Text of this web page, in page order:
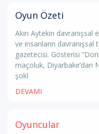
Oyun Özeti
Akın Aytekin
ve insanların davranışsal
gazetecisi. Gösterisi
maçoluk, Diyarbakır’dan
şokl
DEVAMI
Oyuncular